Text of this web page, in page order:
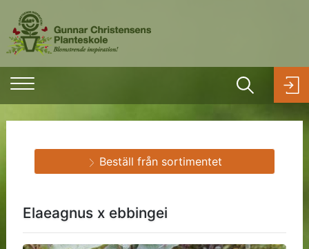
Elaeagnus x ebbingei
Beställ från sortimentet